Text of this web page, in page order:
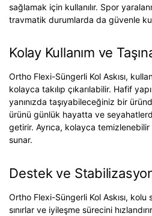
sağlamak için kullanılır. Spor
travmatik durumlarda da güvenle
Kolay Kullanım ve
Ortho Flexi-Süngerli Kol Askısı,
kolayca takılıp çıkarılabilir. Hafif
yanınızda taşıyabileceğiniz bir
ürünü günlük hayatta ve
getirir. Ayrıca, kolayca
sunar.
Destek ve
Ortho Flexi-Süngerli Kol Askısı,
sınırlar ve iyileşme sürecini